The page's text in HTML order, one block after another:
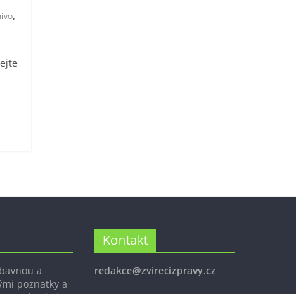
,
a
poznatky a
Kontakt
redakce@zvirecizpravy.cz